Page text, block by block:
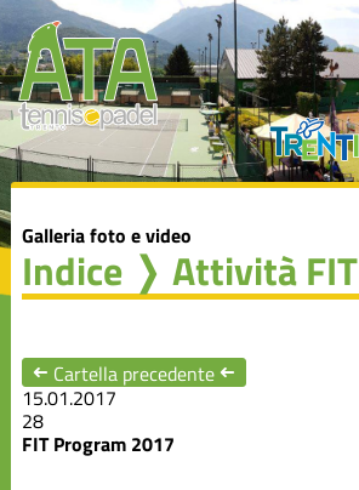
Galleria foto e video
Indice❭ Attività FIT
➜ Cartella precedente ➜
15.01.2017
28
FIT Program 2017